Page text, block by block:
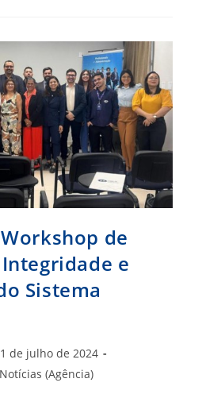
de
e
Sistema
1 de julho de 2024
(Agência)